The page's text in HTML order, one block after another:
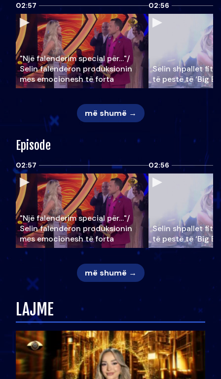
02:57
"Një falenderim special për…"/
Selin falënderon produksionin
mes emocionesh të forta
02:56
Selin shpallet
të pestë të ‘Big
më shumë →
Episode
02:57
"Një falenderim special për…"/
Selin falënderon produksionin
mes emocionesh të forta
02:56
Selin shpallet
të pestë të ‘Big
më shumë →
LAJME